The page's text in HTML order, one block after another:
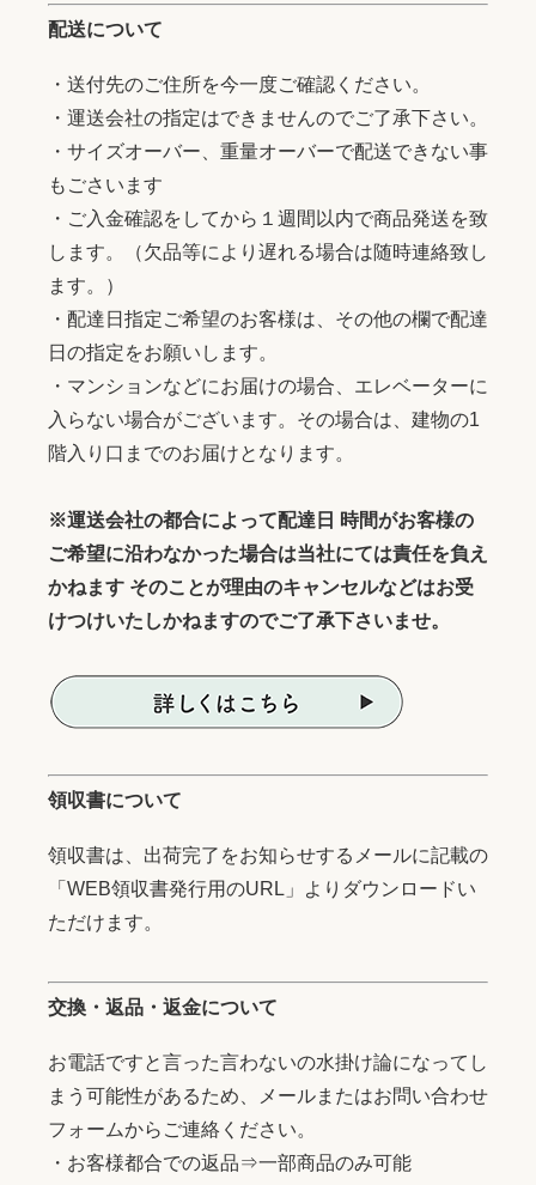
配送について
・送付先のご住所を今一度ご確認ください。
・運送会社の指定はできませんのでご了承下さい。
・サイズオーバー、重量オーバーで配送できない事
もごさいます
・ご入金確認をしてから１週間以内で商品発送を致
します。（欠品等により遅れる場合は随時連絡致し
ます。）
・配達日指定ご希望のお客様は、その他の欄で配達
日の指定をお願いします。
・マンションなどにお届けの場合、エレベーターに
入らない場合がございます。その場合は、建物の1
階入り口までのお届けとなります。
※運送会社の都合によって配達日 時間がお客様の
ご希望に沿わなかった場合は当社にては責任を負え
かねます そのことが理由のキャンセルなどはお受
けつけいたしかねますのでご了承下さいませ。
領収書について
領収書は、出荷完了をお知らせするメールに記載の
「WEB領収書発行用のURL」よりダウンロードい
ただけます。
交換・返品・返金について
お電話ですと言った言わないの水掛け論になってし
まう可能性があるため、メールまたはお問い合わせ
フォームからご連絡ください。
・お客様都合での返品⇒一部商品のみ可能